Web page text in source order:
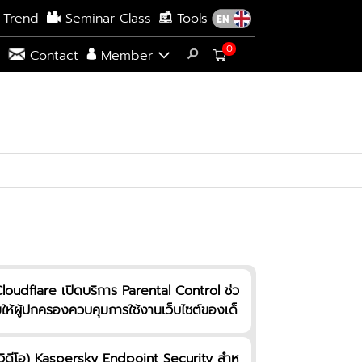
Seminar Class
Tools
Contact Member 0
เปิดบริการ Parental Control ช่ว
ห้ผู้ปกครองควบคุมการใช้งานเว็บไซต์ของเด็
ให้ใช้ฟรี!